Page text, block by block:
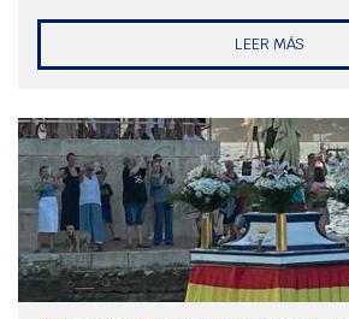
LEER MÁS